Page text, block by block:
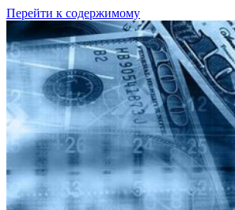
Перейти к содержимому